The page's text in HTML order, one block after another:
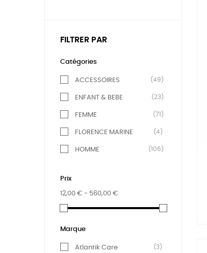
FILTRER PAR
Catégories
ACCESSOIRES (49)
ENFANT & BEBE (23)
FEMME (71)
FLORENCE MARINE (4)
HOMME (106)
Prix
12,00 € - 560,00 €
Marque
Atlantik Care (3)